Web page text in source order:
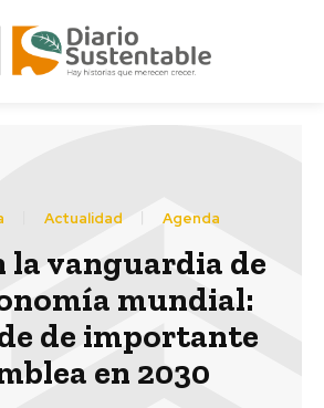
Actualidad Agenda
la vanguardia de
mundial:
de importante
en 2030